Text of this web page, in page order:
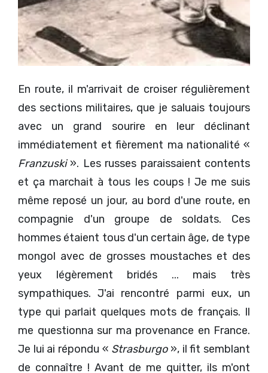
En route, il m'arrivait de croiser régulièrement
des sections militaires, que je saluais toujours
avec un grand sourire en leur déclinant
immédiatement et fièrement ma nationalité «
Franzuski». Les russes paraissaient contents
et ça marchait à tous les coups ! Je me suis
même reposé un jour, au bord d'une route, en
compagnie d'un groupe de soldats. Ces
hommes étaient tous d'un certain âge, de type
mongol avec de grosses moustaches et des
yeux légèrement bridés ... mais très
sympathiques. J'ai rencontré parmi eux, un
type qui parlait quelques mots de français. Il
me questionna sur ma provenance en France.
Je lui ai répondu « Strasburgo», il fit semblant
de connaître ! Avant de me quitter, ils m'ont